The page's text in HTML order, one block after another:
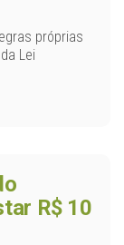
próprias
Lei
R$ 10